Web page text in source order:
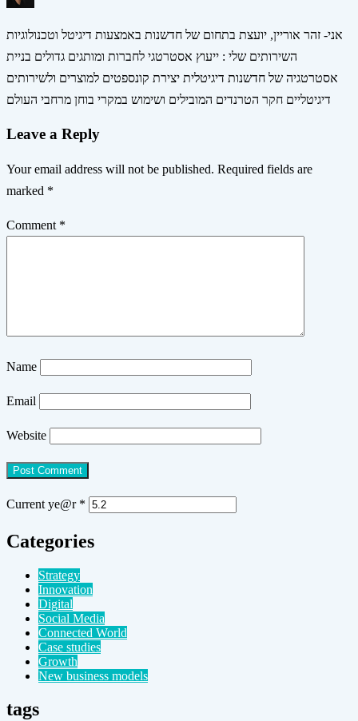
אני- זהר אוריין, יועצת בתחום של חדשנות באמצעות דיגיטל וטכנולוגיות
השירותים שלי : ייעוץ אסטרטגי לחברות ומותגים גדולים בניית
אסטרטגיה של חדשנות דיגיטלית יצירת קונספטים למוצרים ולשירותים
דיגיטליים חקר הטרנדים המובילים ושימוש במקרי בוחן מרחבי העולם
Leave a Reply
Your email address will not be published. Required fields are
marked *
Comment *
Name
Email
Website
Current ye@r *
Categories
Strategy
Innovation
Digital
Social Media
Connected World
Case studies
Growth
New business models
tags